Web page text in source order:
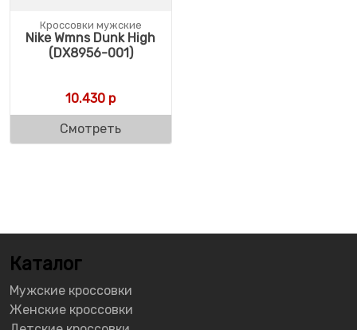
Кроссовки мужские
Nike Wmns Dunk High
(DX8956-001)
10.430 р
Смотреть
Каталог
Мужские кроссовки
Женские кроссовки